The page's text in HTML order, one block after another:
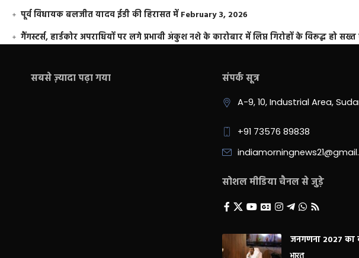
पूर्व विधायक बलजीत यादव ईडी की हिरासत में February 3, 2026
गैंगस्टर्स, हार्डकोर अपराधियों पर लगे प्रभावी अंकुश नशे के कारोबार में लिप्त गिरोहों के विरूद्ध हो
सबसे ज़्यादा पढ़ा गया संपर्क सूत्र
A-9, 10, Industrial Area,
+91 73576 89838
सोशल मीडिया चैनल से जुड़े
जनगणना 2027 का